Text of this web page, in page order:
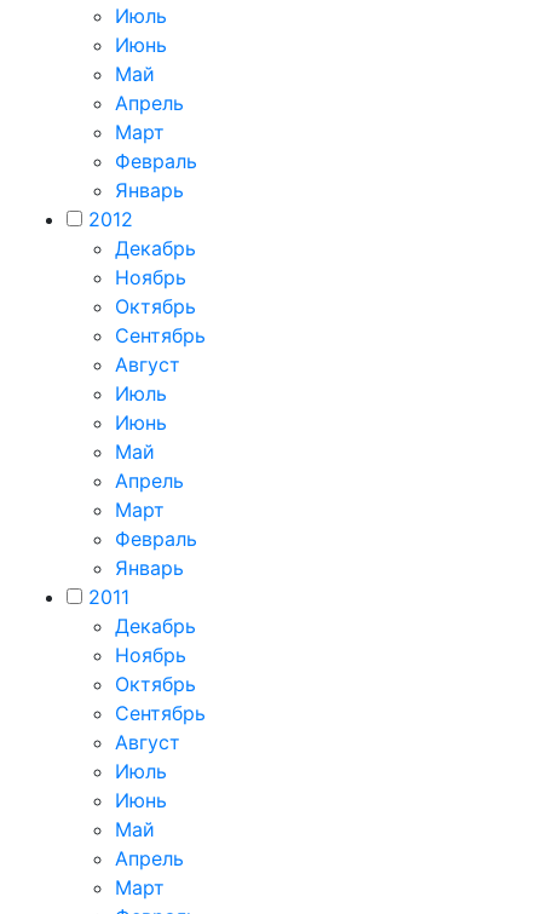
Июль
Июнь
Май
Апрель
Март
Февраль
Январь
2012
Декабрь
Ноябрь
Октябрь
Сентябрь
Август
Июль
Июнь
Май
Апрель
Март
Февраль
Январь
2011
Декабрь
Ноябрь
Октябрь
Сентябрь
Август
Июль
Июнь
Май
Апрель
Март